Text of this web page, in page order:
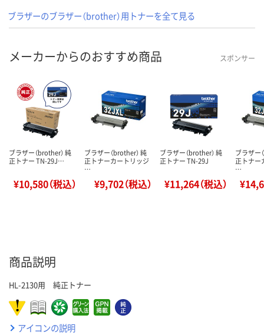
ブラザーのブラザー（brother）用トナーを全て見る
メーカーからのおすすめ商品 スポンサー
ブラザー（brother） 純
正トナー TN-29J…
¥10,580（税込）
ブラザー（brother） 純
正トナーカートリッジ
…
¥9,702（税込）
ブラザー（brother） 純
正トナー TN-29J
¥11,264（税込）
ブラザー
正トナー
…
商品説明
HL-2130用 純正トナー
アイコンの説明